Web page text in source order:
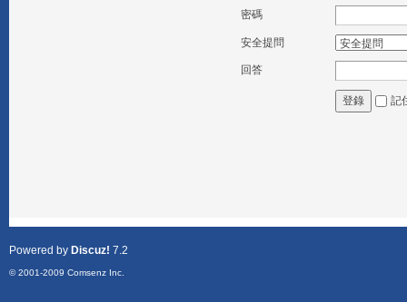
密碼
安全提問
回答
登錄 記
Powered by Discuz! 7.2
© 2001-2009 Comsenz Inc.